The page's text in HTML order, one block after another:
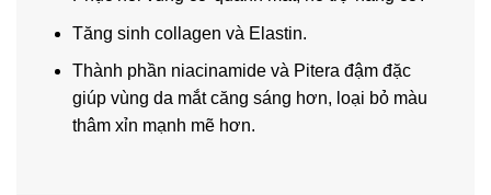
Tăng sinh collagen và Elastin.
Thành phần niacinamide và Pitera đậm đặc
giúp vùng da mắt căng sáng hơn, loại bỏ màu
thâm xỉn mạnh mẽ hơn.